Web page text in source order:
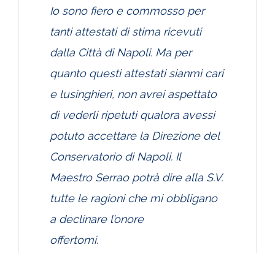
Io sono fiero e commosso per
tanti attestati di stima ricevuti
dalla Città di Napoli. Ma per
quanto questi attestati sianmi cari
e lusinghieri, non avrei aspettato
di vederli ripetuti qualora avessi
potuto accettare la Direzione del
Conservatorio di Napoli. Il
Maestro Serrao potrà dire alla S.V.
tutte le ragioni che mi obbligano
a declinare l’onore
offertomi.